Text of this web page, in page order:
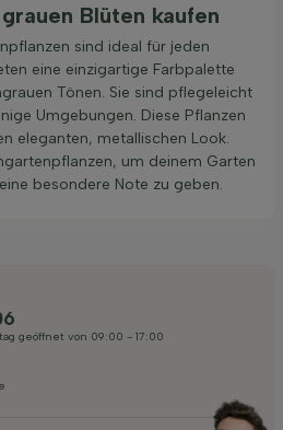
Blüten kaufen
sind ideal für jeden
eine einzigartige Farbpalette
Tönen. Sie sind pflegeleicht
Umgebungen. Diese Pflanzen
eleganten, metallischen Look.
um deinem Garten
besondere Note zu geben.
geöffnet von 09:00 - 17:00